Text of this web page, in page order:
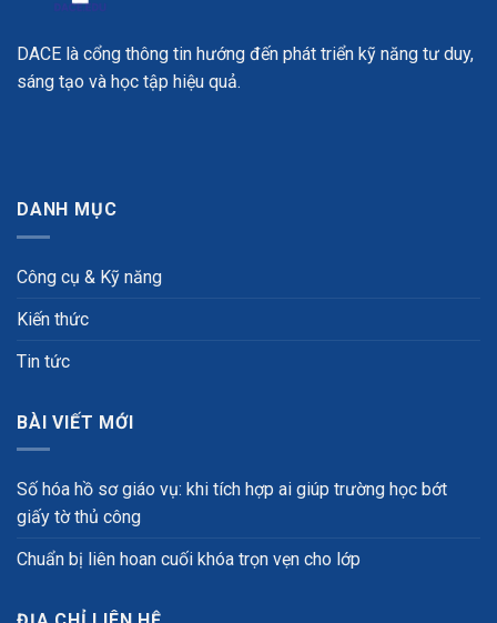
DACE là cổng thông tin hướng đến phát triển kỹ năng tư duy,
sáng tạo và học tập hiệu quả.
DANH MỤC
Công cụ & Kỹ năng
Kiến thức
Tin tức
BÀI VIẾT MỚI
Số hóa hồ sơ giáo vụ: khi tích hợp ai giúp trường học bớt
giấy tờ thủ công
Chuẩn bị liên hoan cuối khóa trọn vẹn cho lớp